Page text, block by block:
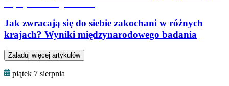
Jak zwracają się do siebie zakochani w różnych
krajach? Wyniki międzynarodowego badania
Załaduj więcej artykułów
piątek 7 sierpnia